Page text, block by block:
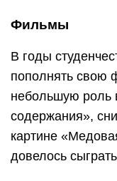
Фильмы
В годы
пополнять свою
небольшую роль
содержания»,
картине
довелось